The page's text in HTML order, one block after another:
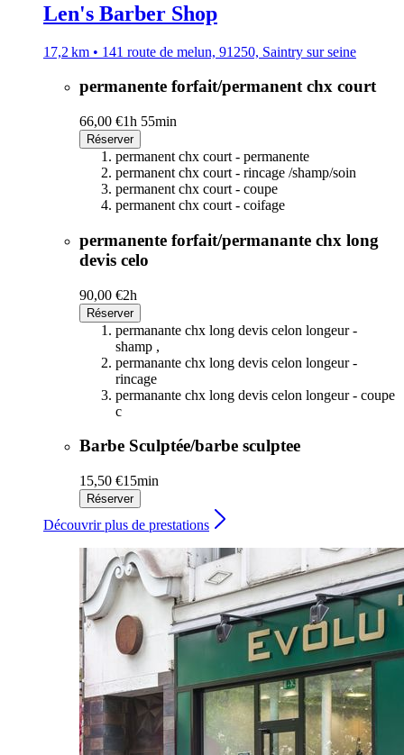
Len's Barber Shop
17,2 km • 141 route de melun, 91250, Saintry sur seine
permanente forfait/permanent chx court
66,00 €1h 55min
Réserver
permanent chx court - permanente
permanent chx court - rincage /shamp/soin
permanent chx court - coupe
permanent chx court - coifage
permanente forfait/permanante chx long
devis celo
90,00 €2h
Réserver
permanante chx long devis celon longeur -
shamp ,
permanante chx long devis celon longeur -
rincage
permanante chx long devis celon longeur - coupe
c
Barbe Sculptée/barbe sculptee
15,50 €15min
Réserver
Découvrir plus de prestations